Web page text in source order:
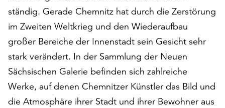
Klicken
Sie
auf
„Alle
akzeptieren“,
um
alle
Cookies
ständig. Gerade Chemnitz hat durch die Zerstörung
im Zweiten Weltkrieg und den Wiederaufbau
großer Bereiche der Innenstadt sein Gesicht sehr
stark verändert. In der Sammlung der Neuen
Sächsischen Galerie befinden sich zahlreiche
Werke, auf denen Chemnitzer Künstler das Bild und
die Atmosphäre ihrer Stadt und ihrer Bewohner aus